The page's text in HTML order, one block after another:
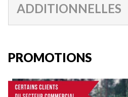
ADDITIONNELLES
PROMOTIONS